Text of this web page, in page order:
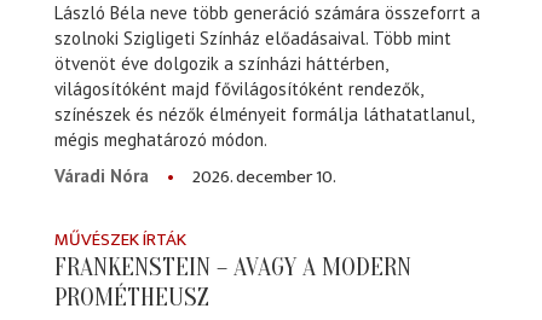
László Béla neve több generáció számára összeforrt a
szolnoki Szigligeti Színház előadásaival. Több mint
ötvenöt éve dolgozik a színházi háttérben,
világosítóként majd fővilágosítóként rendezők,
színészek és nézők élményeit formálja láthatatlanul,
mégis meghatározó módon.
Váradi Nóra
2026. december 10.
MŰVÉSZEK ÍRTÁK
FRANKENSTEIN – AVAGY A MODERN
PROMÉTHEUSZ